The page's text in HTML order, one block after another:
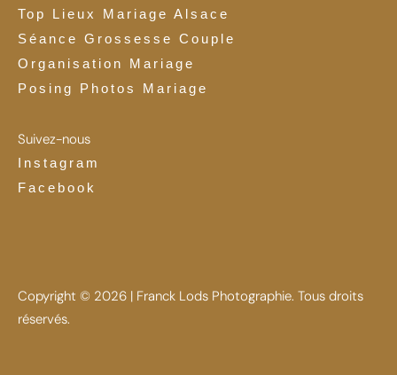
Top Lieux Mariage Alsace
Séance Grossesse Couple
Organisation Mariage
Posing Photos Mariage
Suivez-nous
Instagram
Facebook
Copyright © 2026 | Franck Lods Photographie. Tous droits
réservés.